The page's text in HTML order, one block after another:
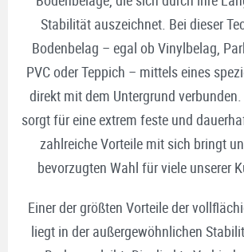
Stabilität auszeichnet. Bei dieser
Bodenbelag – egal ob Vinylbelag,
PVC oder Teppich – mittels eines
direkt mit dem Untergrund
sorgt für eine extrem feste und
zahlreiche Vorteile mit sich bringt
bevorzugten Wahl für viele unserer
Einer der größten Vorteile der
liegt in der außergewöhnlichen